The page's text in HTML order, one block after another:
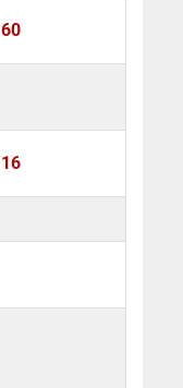
60
16